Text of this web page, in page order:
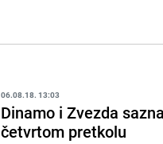
06.08.18. 13:03
Dinamo i Zvezda
četvrtom pretkolu